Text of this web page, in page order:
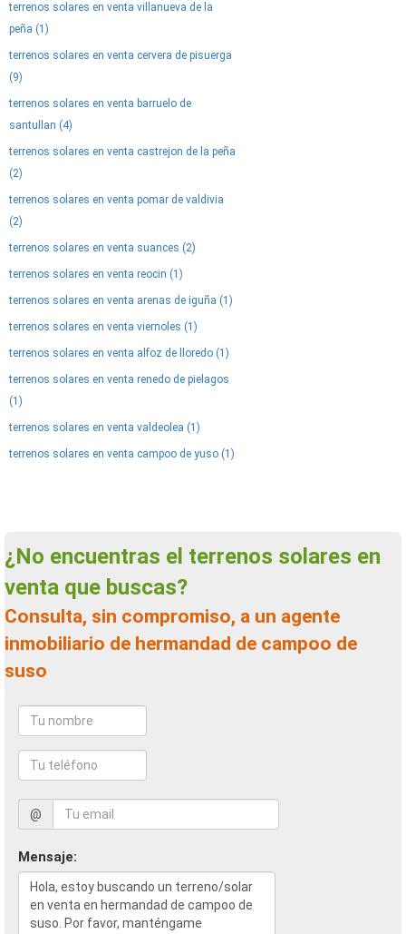
terrenos solares en venta villanueva de la
peña (1)
terrenos solares en venta cervera de pisuerga
(9)
terrenos solares en venta barruelo de
santullan (4)
terrenos solares en venta castrejon de la peña
(2)
terrenos solares en venta pomar de valdivia
(2)
terrenos solares en venta suances (2)
terrenos solares en venta reocin (1)
terrenos solares en venta arenas de iguña (1)
terrenos solares en venta viernoles (1)
terrenos solares en venta alfoz de lloredo (1)
terrenos solares en venta renedo de pielagos
(1)
terrenos solares en venta valdeolea (1)
terrenos solares en venta campoo de yuso (1)
¿No encuentras el terrenos solares en
venta que buscas?
Consulta, sin compromiso, a un agente
inmobiliario de hermandad de campoo de
suso
@
Mensaje: